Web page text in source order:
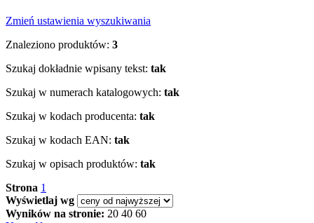
Zmień ustawienia wyszukiwania
Znaleziono produktów: 3
Szukaj dokładnie wpisany tekst: tak
Szukaj w numerach katalogowych: tak
Szukaj w kodach producenta: tak
Szukaj w kodach EAN: tak
Szukaj w opisach produktów: tak
Strona 1
Wyświetlaj wg
Wyników na stronie: 20 40 60